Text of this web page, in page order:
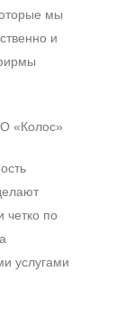
мы
и
«Колос»
четко по
услугами